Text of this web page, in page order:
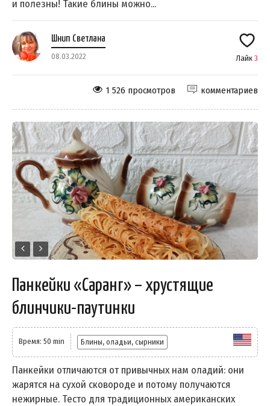
и полезны! Такие блины можно...
Шнип Светлана
08.03.2022 Лайк 3
комментариев
1 526 просмотров
Панкейки «Саранг» – хрустящие
блинчики-паутинки
Время: 50 min Блины, оладьи, сырники
Панкейки отличаются от привычных нам оладий: они
жарятся на сухой сковороде и потому получаются
нежирные. Тесто для традиционных американских